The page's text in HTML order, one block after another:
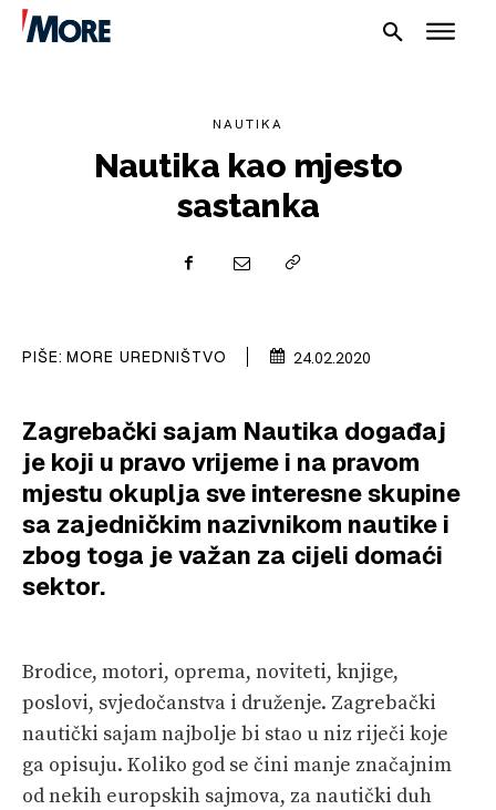
PLOVIDBA
SPIZA
VELIKE PRIČE
PRETPLATA
NAUTIKA
Nautika kao mjesto
sastanka
PIŠE: MORE UREDNIŠTVO 24.02.2020
Zagrebački sajam Nautika događaj
je koji u pravo vrijeme i na pravom
mjestu okuplja sve interesne skupine
sa zajedničkim nazivnikom nautike i
zbog toga je važan za cijeli domaći
sektor.
Brodice, motori, oprema, noviteti, knjige,
poslovi, svjedočanstva i druženje. Zagrebački
nautički sajam najbolje bi stao u niz riječi koje
ga opisuju. Koliko god se čini manje značajnim
od nekih europskih sajmova, za nautički duh